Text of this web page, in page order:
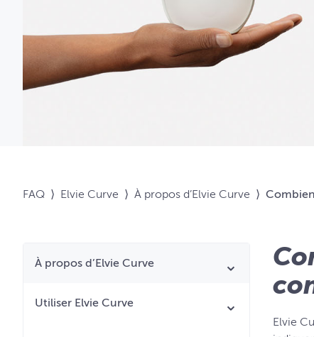
FAQ ⟩ Elvie Curve ⟩ À propos d’Elvie Curve ⟩
À propos d’Elvie Curve
Utiliser Elvie Curve
Elvie